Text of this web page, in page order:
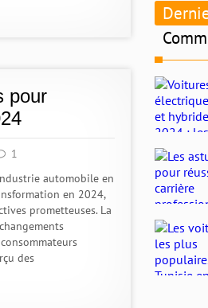
pour
1
automobile en
en 2024,
prometteuses. La
des